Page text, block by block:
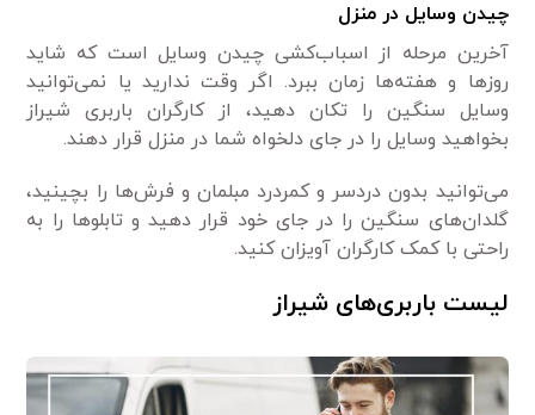
چیدن وسایل در منزل
آخرین مرحله از اسباب‌کشی چیدن وسایل است که شاید
روزها و هفته‌ها زمان ببرد. اگر وقت ندارید یا نمی‌توانید
وسایل سنگین را تکان دهید، از کارگران باربری شیراز
بخواهید وسایل را در جای دلخواه شما در منزل قرار دهند.
می‌توانید بدون دردسر و کمردرد مبلمان و فرش‌ها را بچینید،
گلدان‌های سنگین را در جای خود قرار دهید و تابلوها را به
راحتی با کمک کارگران آویزان کنید.
لیست باربری‌های شیراز